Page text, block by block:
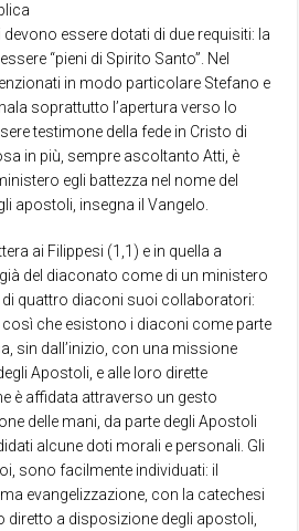
essere dotati di due requisiti: la
“pieni di Spirito Santo”. Nel
in modo particolare Stefano e
soprattutto l’apertura verso lo
testimone della fede in Cristo di
in più, sempre ascoltanto Atti, è
egli battezza nel nome del
apostoli, insegna il Vangelo.
ai Filippesi (1,1) e in quella a
del diaconato come di un ministero
quattro diaconi suoi collaboratori:
che esistono i diaconi come parte
sin dall’inizio, con una missione
Apostoli, e alle loro dirette
è affidata attraverso un gesto
delle mani, da parte degli Apostoli
alcune doti morali e personali. Gli
sono facilmente individuati: il
evangelizzazione, con la catechesi
diretto a disposizione degli apostoli,